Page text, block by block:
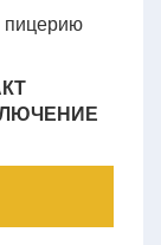
пицерию